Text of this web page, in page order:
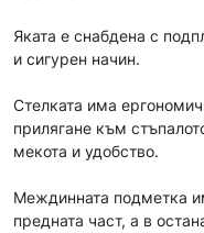
Яката е снабдена с
и сигурен начин.
Стелката има
прилягане към
мекота и удобство.
Mеждинната подметка
предната част, а в